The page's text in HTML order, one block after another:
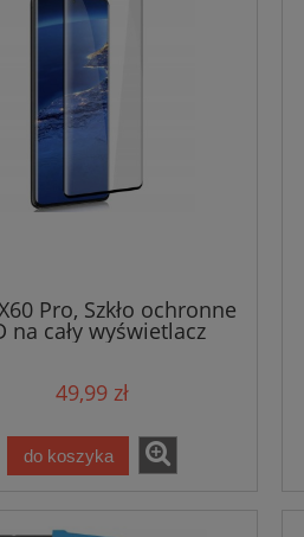
Pro, Szkło ochronne
na cały wyświetlacz
49,99 zł
do koszyka